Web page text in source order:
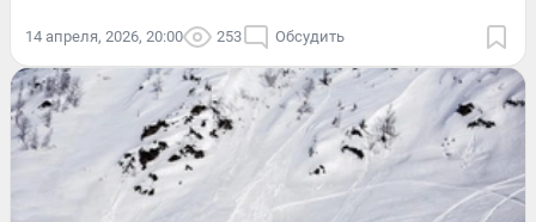
14 апреля, 2026, 20:00 253 Обсудить